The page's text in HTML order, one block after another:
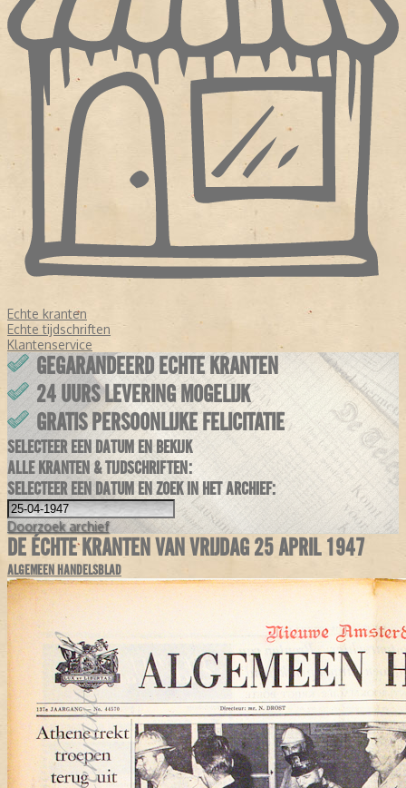
Echte kranten
Echte tijdschriften
Klantenservice
GEGARANDEERD ECHTE KRANTEN
24 UURS LEVERING MOGELIJK
GRATIS PERSOONLIJKE FELICITATIE
SELECTEER EEN DATUM EN BEKIJK
ALLE KRANTEN & TIJDSCHRIFTEN:
SELECTEER EEN DATUM EN ZOEK IN HET ARCHIEF:
Doorzoek archief
DE ÉCHTE KRANTEN VAN VRIJDAG 25 APRIL 1947
ALGEMEEN HANDELSBLAD